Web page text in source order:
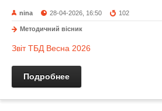
nina 28-04-2026, 16:50 102
Методичний вісник
Звіт ТБД Весна 2026
Подробнее